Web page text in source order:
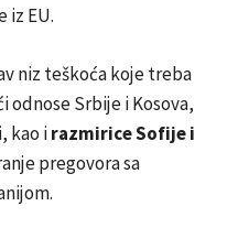
iz EU.
niz teškoća koje treba
Srbije i Kosova,
kao irazmirice Sofije i
pregovora sa